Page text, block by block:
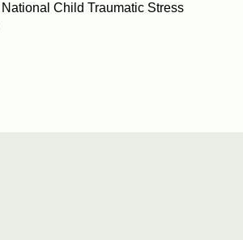
Child Traumatic Stress